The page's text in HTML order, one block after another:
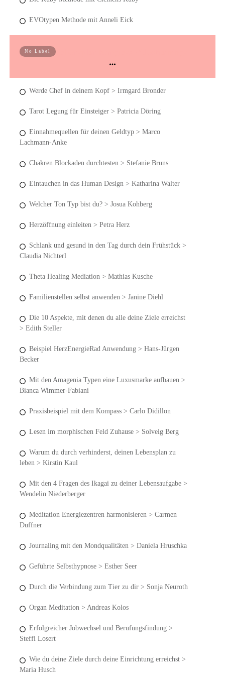
EVOtypen Methode mit Anneli Eick
No Label
Werde Chef in deinem Kopf > Irmgard Bronder
Tarot Legung für Einsteiger > Patricia Döring
Einnahmequellen für deinen Geldtyp > Marco
Lachmann-Anke
Chakren Blockaden durchtesten > Stefanie Bruns
Eintauchen in das Human Design > Katharina Walter
Welcher Ton Typ bist du? > Josua Kohberg
Herzöffnung einleiten > Petra Herz
Schlank und gesund in den Tag durch dein Frühstück >
Claudia Nichterl
Theta Healing Mediation > Mathias Kusche
Familienstellen selbst anwenden > Janine Diehl
Die 10 Aspekte, mit denen du alle deine Ziele erreichst
> Edith Steller
Beispiel HerzEnergieRad Anwendung > Hans-Jürgen
Becker
Mit den Amagenia Typen eine Luxusmarke aufbauen >
Bianca Wimmer-Fabiani
Praxisbeispiel mit dem Kompass > Carlo Didillon
Lesen im morphischen Feld Zuhause > Solveig Berg
Warum du durch verhinderst, deinen Lebensplan zu
leben > Kirstin Kaul
Mit den 4 Fragen des Ikagai zu deiner Lebensaufgabe >
Wendelin Niederberger
Meditation Energiezentren harmonisieren > Carmen
Duffner
Journaling mit den Mondqualitäten > Daniela Hruschka
Geführte Selbsthypnose > Esther Seer
Durch die Verbindung zum Tier zu dir > Sonja Neuroth
Organ Meditation > Andreas Kolos
Erfolgreicher Jobwechsel und Berufungsfindung >
Steffi Losert
Wie du deine Ziele durch deine Einrichtung erreichst >
Maria Husch